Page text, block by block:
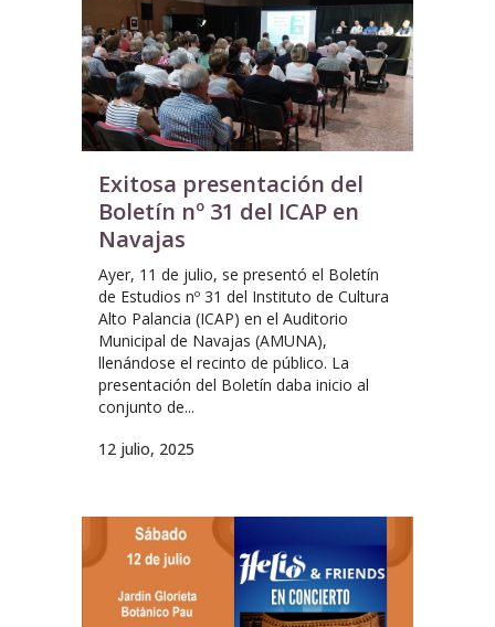
Exitosa presentación del
Boletín nº 31 del ICAP en
Navajas
Ayer, 11 de julio, se presentó el Boletín
de Estudios nº 31 del Instituto de Cultura
Alto Palancia (ICAP) en el Auditorio
Municipal de Navajas (AMUNA),
llenándose el recinto de público. La
presentación del Boletín daba inicio al
conjunto de...
12 julio, 2025